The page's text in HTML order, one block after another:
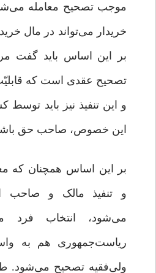
موجب تصحیح معامله
خریدار می‌تواند در مال
بر این اساس باید گفت
تصحیح عقدی است که
و این تنفیذ نیز باید
این خصوص، صاحب حق
بر این اساس همچنان که
و تنفیذ مالک و صاحب
می‌شود، انتخاب فرد
ریاست‌جمهوری هم به
ولی‌فقیه تصحیح می‌شود.